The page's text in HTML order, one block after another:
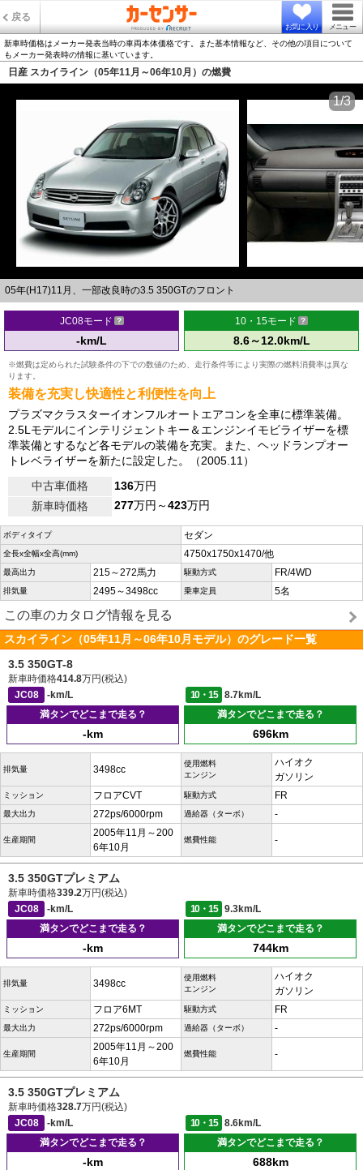
戻る
お気に入り メニュー
新車時価格はメーカー発表当時の車両本体価格です。また基本情報など、その他の項目について
もメーカー発表時の情報に基いています。
日産 スカイライン（05年11月～06年10月）の燃費
05年(H17)11月、一部改良時の3.5 350GTのフロント
1/3
JC08モード
-km/L
10・15モード
8.6～12.0km/L
※燃費は定められた試験条件の下での数値のため、走行条件等により実際の燃料消費率は異な
ります。
装備を充実し快適性と利便性を向上
プラズマクラスターイオンフルオートエアコンを全車に標準装備。
2.5Lモデルにインテリジェントキー＆エンジンイモビライザーを標
準装備とするなど各モデルの装備を充実。また、ヘッドランプオー
トレベライザーを新たに設定した。（2005.11）
中古車価格
136万円
新車時価格
277万円～423万円
ボディタイプ セダン
全長x全幅x全高(mm) 4750x1750x1470/他
最高出力 215～272馬力 駆動方式 FR/4WD
排気量 2495～3498cc 乗車定員 5名
この車のカタログ情報を見る
スカイライン（05年11月～06年10月モデル）のグレード一覧
3.5 350GT-8
新車時価格414.8万円(税込)
JC08
-km/L 10・15
8.7km/L
満タンでどこまで走る？
-km
満タンでどこまで走る？
696km
排気量 3498cc
使用燃料
エンジン
ハイオク
ガソリン
ミッション フロアCVT 駆動方式 FR
最大出力 272ps/6000rpm 過給器（ターボ） -
生産期間
2005年11月～200
6年10月
燃費性能 -
3.5 350GTプレミアム
新車時価格339.2万円(税込)
JC08
-km/L 10・15
9.3km/L
満タンでどこまで走る？
-km
満タンでどこまで走る？
744km
排気量 3498cc
使用燃料
エンジン
ハイオク
ガソリン
ミッション フロア6MT 駆動方式 FR
最大出力 272ps/6000rpm 過給器（ターボ） -
生産期間
2005年11月～200
6年10月
燃費性能 -
3.5 350GTプレミアム
新車時価格328.7万円(税込)
JC08
-km/L 10・15
8.6km/L
満タンでどこまで走る？
-km
満タンでどこまで走る？
688km